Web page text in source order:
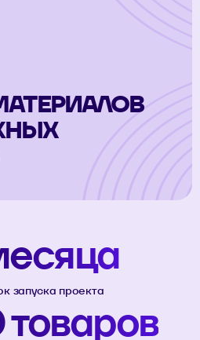
запуска проекта